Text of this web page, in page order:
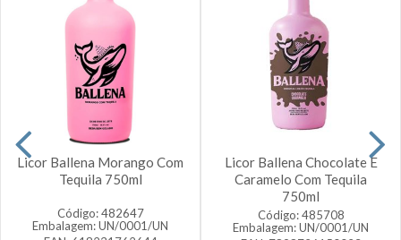
Licor Ballena Morango Com
Tequila 750ml
Código: 482647
Embalagem: UN/0001/UN
Licor Ballena Chocolate E
Caramelo Com Tequila
750ml
Código: 485708
Embalagem: UN/0001/UN